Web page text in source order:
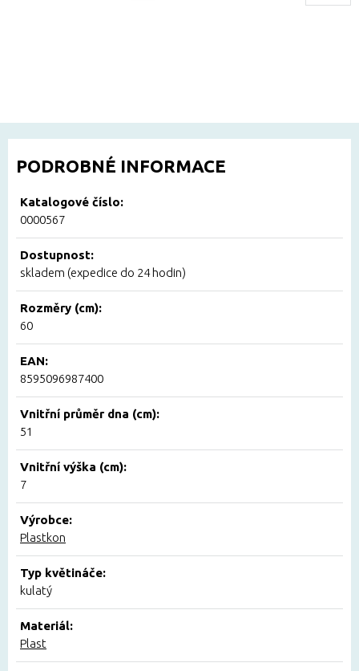
PODROBNÉ INFORMACE
Katalogové číslo:
0000567
Dostupnost:
skladem (expedice do 24 hodin)
Rozměry (cm):
60
EAN:
8595096987400
Vnitřní průměr dna (cm):
51
Vnitřní výška (cm):
7
Výrobce:
Plastkon
Typ květináče:
kulatý
Materiál:
Plast